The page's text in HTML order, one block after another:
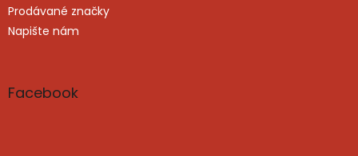
Prodávané značky
Napište nám
Facebook